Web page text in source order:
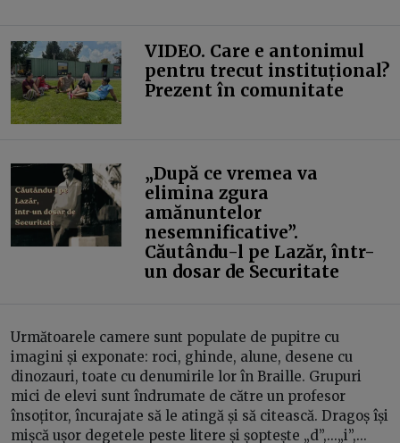
VIDEO. Care e antonimul
pentru trecut instituțional?
Prezent în comunitate
„După ce vremea va
elimina zgura
amănuntelor
nesemnificative”.
Căutându-l pe Lazăr, într-
un dosar de Securitate
Următoarele camere sunt populate de pupitre cu
imagini și exponate: roci, ghinde, alune, desene cu
dinozauri, toate cu denumirile lor în Braille. Grupuri
mici de elevi sunt îndrumate de către un profesor
însoțitor, încurajate să le atingă și să citească. Dragoș își
mișcă ușor degetele peste litere și șoptește „d”,...„i”,...